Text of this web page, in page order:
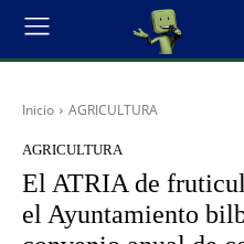
Inicio AGRICULTURA
AGRICULTURA
El ATRIA de
el Ayuntamiento